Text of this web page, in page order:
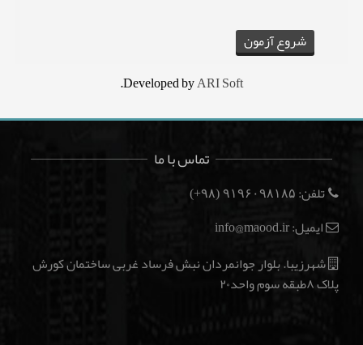
Developed byARI Soft
.
تماس با ما
تلفن: ۹۱۹۶۰۹۸۱۸۵ (۹۸+)
ایمیل: info@maood.ir
شهرزیبا. بلوار جوانمردان نبش فرساد غربی ساختمان کورش
پلاک ۸طبقه سوم واحد۲۰